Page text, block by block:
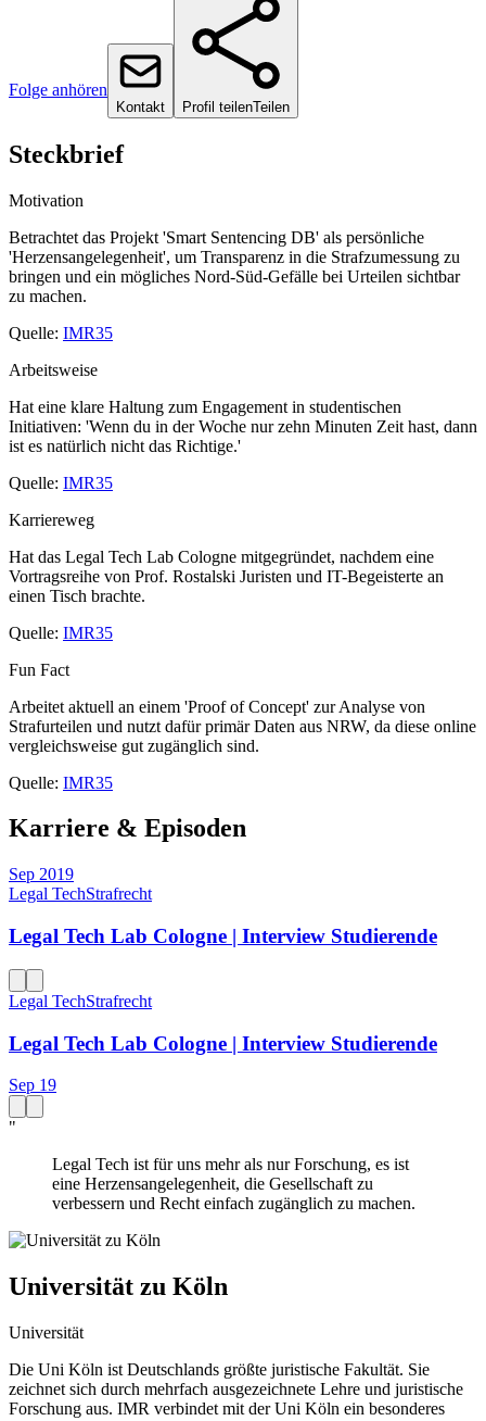
Folge anhören
Kontakt Profil teilenTeilen
Steckbrief
Motivation
Betrachtet das Projekt 'Smart Sentencing DB' als persönliche
'Herzensangelegenheit', um Transparenz in die Strafzumessung zu
bringen und ein mögliches Nord-Süd-Gefälle bei Urteilen sichtbar
zu machen.
Quelle: IMR35
Arbeitsweise
Hat eine klare Haltung zum Engagement in studentischen
Initiativen: 'Wenn du in der Woche nur zehn Minuten Zeit hast, dann
ist es natürlich nicht das Richtige.'
Quelle: IMR35
Karriereweg
Hat das Legal Tech Lab Cologne mitgegründet, nachdem eine
Vortragsreihe von Prof. Rostalski Juristen und IT-Begeisterte an
einen Tisch brachte.
Quelle: IMR35
Fun Fact
Arbeitet aktuell an einem 'Proof of Concept' zur Analyse von
Strafurteilen und nutzt dafür primär Daten aus NRW, da diese online
vergleichsweise gut zugänglich sind.
Quelle: IMR35
Karriere & Episoden
Sep 2019
Legal TechStrafrecht
Legal Tech Lab Cologne | Interview Studierende
Legal TechStrafrecht
Legal Tech Lab Cologne | Interview Studierende
Sep 19
"
Legal Tech ist für uns mehr als nur Forschung, es ist
eine Herzensangelegenheit, die Gesellschaft zu
verbessern und Recht einfach zugänglich zu machen.
Universität zu Köln
Universität
Die Uni Köln ist Deutschlands größte juristische Fakultät. Sie
zeichnet sich durch mehrfach ausgezeichnete Lehre und juristische
Forschung aus. IMR verbindet mit der Uni Köln ein besonderes